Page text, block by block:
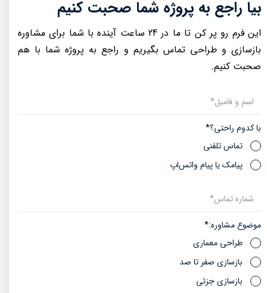
این فرم رو پر کن تا ما در 24 ساعت آینده با شما برای مشاوره
بازسازی و طراحی تماس بگیریم و راجع به پروژه شما با هم
صحبت کنیم.​​​​​​​
بیا راجع به پروژه شما صحبت کنیم
موضوع مشاوره:
طراحی معماری
بازسازی صفر تا صد
بازسازی جزئی
با کدوم راحتی؟
تماس تلفنی
پیامک یا پیام واتس‌اپ